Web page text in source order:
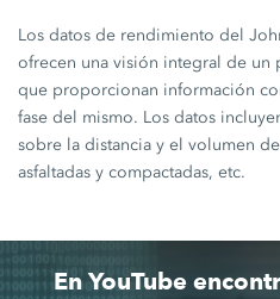
Los datos de rendimiento del
ofrecen una visión integral de un
que proporcionan información
fase del mismo. Los datos
sobre la distancia y el volumen
asfaltadas y compactadas, etc.
En YouTube